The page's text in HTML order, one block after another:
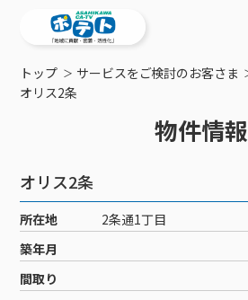
ご検討中の方
工事・配線について
新居をご検討中の方へ
ポテトを導入している集合住宅
ご加入中の方
ご加入中のサービス確認・変更
WEBメール
サポートサービス
サービス案内
サービス案内
ケーブルテレビ
ケーブルテレビトップ
インターネット
コミチャン
お困りの方はこちら
トップ サービスをご検討のお客さま
オリス2条
物件情報
オリス2条
所在地
2条通1丁目
築年月
間取り